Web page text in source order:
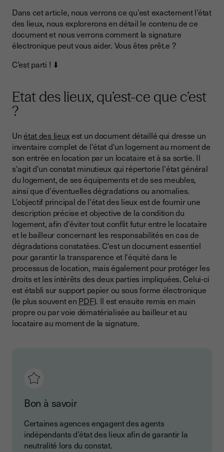
Dans cet article, nous verrons ce qu’est exactement l’état
des lieux, nous explorerons en détail le contenu de ce
document et nous verrons comment la signature
électronique peut vous aider. Vous êtes prêt.e ?
C’est parti ! ⬇
Etat des lieux, qu’est-ce que c’est
?
Unétat des lieuxest un document détaillé qui dresse un
inventaire complet de l'état d'un logement au moment de
son entrée en location par un locataire et à sa sortie. Il
s'agit d'un constat minutieux qui répertorie l'état général
du logement, de ses équipements et de ses meubles,
ainsi que d'éventuelles dégradations ou anomalies.
L'objectif principal de l'état des lieux est de fournir une
description précise et objective de la condition du
logement, afin d'éviter tout conflit futur entre le locataire
et le bailleur concernant les responsabilités en cas de
dégradations constatées. C'est un document essentiel
pour garantir la transparence et l'équité dans le
processus de location, mais également pour protéger les
droits et les intérêts des deux parties impliquées. Celui-ci
est établi sur support papier ou sous forme électronique
(le plus souvent en PDF). Il est ensuite remis en main
propre ou par voie dématérialisée au bailleur et au
locataire au moment de la signature.
Bon à savoir
Certaines agences engagent des agents
indépendants d’état des lieux afin de garantir la
neutralité lors du constat.